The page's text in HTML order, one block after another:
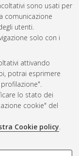
sono usati per
comunicazione
utenti.
solo con i
attivando
potrai esprimere
lo stato dei
cookie" del
Cookie policy.
Aug 6 20:46:54 2026